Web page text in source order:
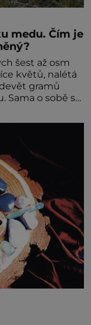
medu. Čím je
šest až osm
květů, nalétá
gramů
Sama o sobě se
včelstva,